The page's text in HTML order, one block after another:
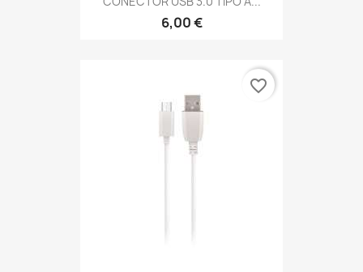
6,00 €
favorite_border